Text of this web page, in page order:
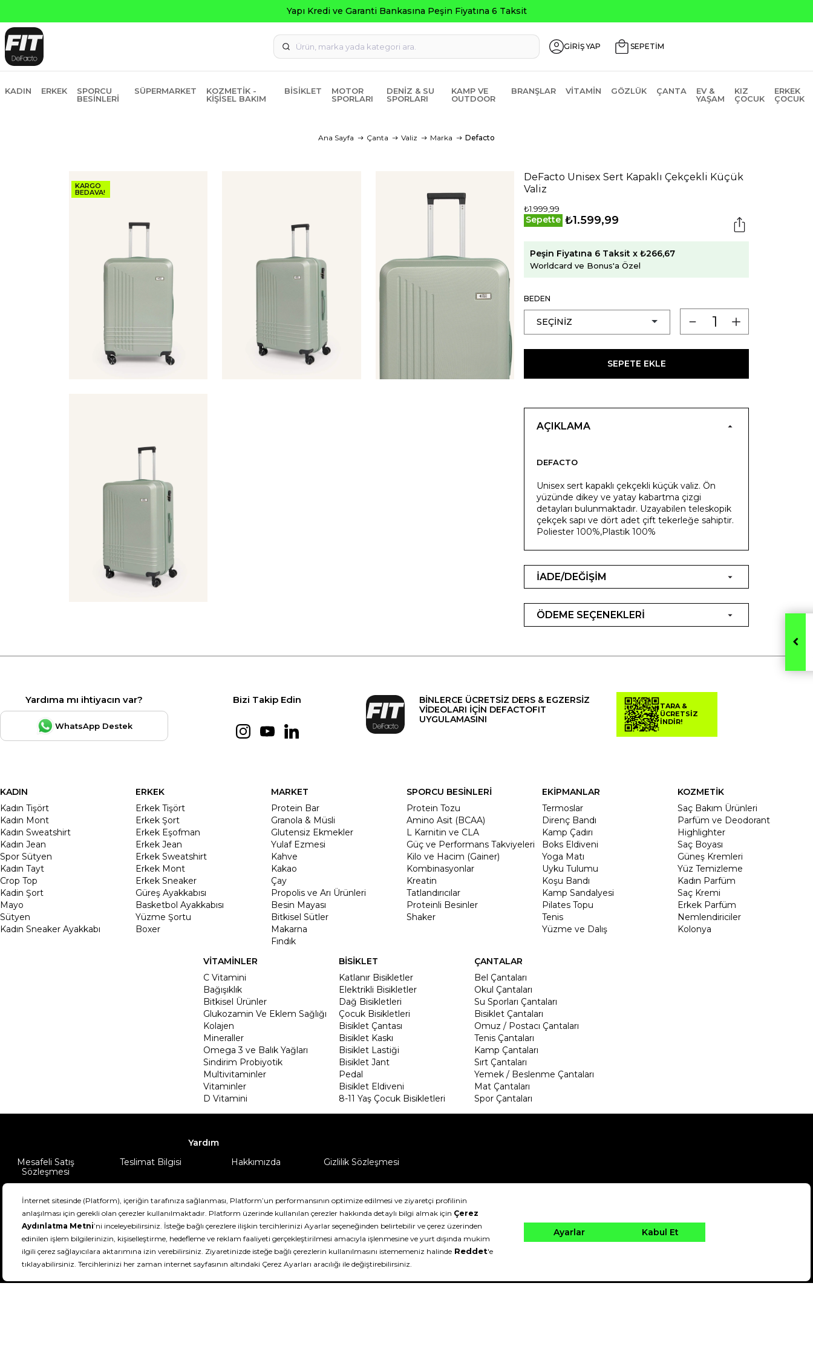
Yapı Kredi ve Garanti Bankasına Peşin Fiyatına 6 Taksit
GİRİŞ YAP SEPETİM
KADIN ERKEK
SPORCU
BESINLERI
SÜPERMARKET
KOZMETIK -
KIŞISEL BAKIM
BISIKLET
MOTOR
SPORLARI
DENIZ & SU
SPORLARI
KAMP VE
OUTDOOR
BRANŞLAR VITAMIN GÖZLÜK ÇANTA
EV &
YAŞAM
KIZ
ÇOCUK
ERKEK
ÇOCUK
Ana Sayfa Çanta Valiz Marka Defacto
KARGO
BEDAVA!
DeFacto Unisex Sert Kapaklı Çekçekli Küçük
Valiz
₺1.999,99
Sepette ₺1.599,99
Peşin Fiyatına 6 Taksit x ₺266,67
Worldcard ve Bonus'a Özel
BEDEN
SEPETE EKLE
AÇIKLAMA
DEFACTO
Unisex sert kapaklı çekçekli küçük valiz. Ön
yüzünde dikey ve yatay kabartma çizgi
detayları bulunmaktadır. Uzayabilen teleskopik
çekçek sapı ve dört adet çift tekerleğe sahiptir.
Poliester 100%,Plastik 100%
İADE/DEĞİŞİM
ÖDEME SEÇENEKLERİ
Yardıma mı ihtiyacın var?
WhatsApp Destek
Bizi Takip Edin
BİNLERCE ÜCRETSİZ DERS & EGZERSİZ
VİDEOLARI İÇİN DEFACTOFIT
UYGULAMASINI
TARA &
ÜCRETSİZ
İNDİR!
KADIN
Kadın Tişört
Kadın Mont
Kadın Sweatshirt
Kadın Jean
Spor Sütyen
Kadın Tayt
Crop Top
Kadin Şort
Mayo
Sütyen
Kadın Sneaker Ayakkabı
ERKEK
Erkek Tişört
Erkek Şort
Erkek Eşofman
Erkek Jean
Erkek Sweatshirt
Erkek Mont
Erkek Sneaker
Güreş Ayakkabısı
Basketbol Ayakkabısı
Yüzme Şortu
Boxer
MARKET
Protein Bar
Granola & Müsli
Glutensiz Ekmekler
Yulaf Ezmesi
Kahve
Kakao
Çay
Propolis ve Arı Ürünleri
Besin Mayası
Bitkisel Sütler
Makarna
Fındık
SPORCU BESİNLERİ
Protein Tozu
Amino Asit (BCAA)
L Karnitin ve CLA
Güç ve Performans Takviyeleri
Kilo ve Hacim (Gainer)
Kombinasyonlar
Kreatin
Tatlandırıcılar
Proteinli Besinler
Shaker
EKİPMANLAR
Termoslar
Direnç Bandı
Kamp Çadırı
Boks Eldiveni
Yoga Matı
Uyku Tulumu
Koşu Bandı
Kamp Sandalyesi
Pilates Topu
Tenis
Yüzme ve Dalış
KOZMETİK
Saç Bakım Ürünleri
Parfüm ve Deodorant
Highlighter
Saç Boyası
Güneş Kremleri
Yüz Temizleme
Kadın Parfüm
Saç Kremi
Erkek Parfüm
Nemlendiriciler
Kolonya
VİTAMİNLER
C Vitamini
Bağışıklık
Bitkisel Ürünler
Glukozamin Ve Eklem Sağlığı
Kolajen
Mineraller
Omega 3 ve Balık Yağları
Sindirim Probiyotik
Multivitaminler
Vitaminler
D Vitamini
BİSİKLET
Katlanır Bisikletler
Elektrikli Bisikletler
Dağ Bisikletleri
Çocuk Bisikletleri
Bisiklet Çantası
Bisiklet Kaskı
Bisiklet Lastiği
Bisiklet Jant
Pedal
Bisiklet Eldiveni
8-11 Yaş Çocuk Bisikletleri
ÇANTALAR
Bel Çantaları
Okul Çantaları
Su Sporları Çantaları
Bisiklet Çantaları
Omuz / Postacı Çantaları
Tenis Çantaları
Kamp Çantaları
Sırt Çantaları
Yemek / Beslenme Çantaları
Mat Çantaları
Spor Çantaları
Yardım
Mesafeli Satış
Sözleşmesi
Teslimat Bilgisi Hakkımızda Gizlilik Sözleşmesi
DeFactoFIT ©️ 2022-2026. Tüm hakları saklıdır.